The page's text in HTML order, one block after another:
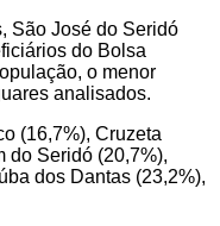
São José do Seridó
do Bolsa
o menor
analisados.
(16,7%), Cruzeta
do Seridó (20,7%),
dos Dantas (23,2%),